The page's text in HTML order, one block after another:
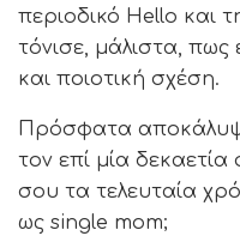
περιοδικό Hello και
τόνισε, μάλιστα, πως
και ποιοτική σχέση.
Πρόσφατα
τον επί μία
σου τα τελευταία
ως single mom;